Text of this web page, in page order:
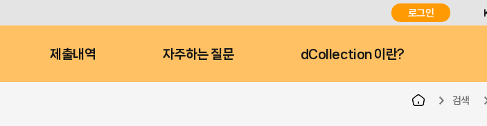
로그인
제출내역 자주하는 질문 dCollection 이란?
검색